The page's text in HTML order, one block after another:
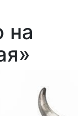
на